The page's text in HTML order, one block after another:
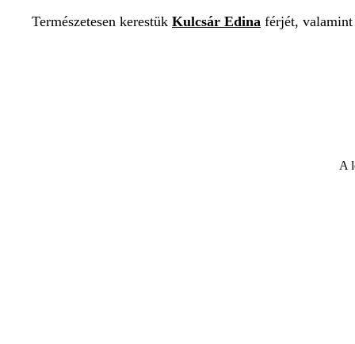
Természetesen kerestük Kulcsár Edina férjét, valamint
A